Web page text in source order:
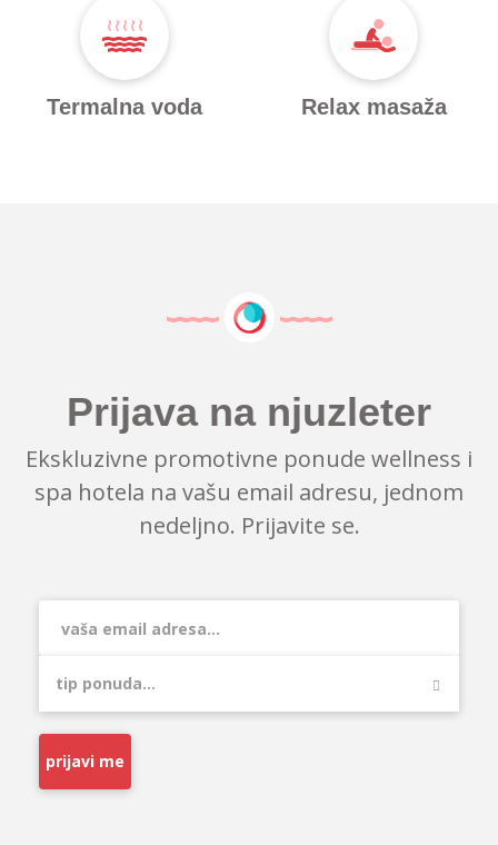
Termalna voda Relax masaža
Prijava na njuzleter
Ekskluzivne promotivne ponude wellness i
spa hotela na vašu email adresu, jednom
nedeljno. Prijavite se.
prijavi me